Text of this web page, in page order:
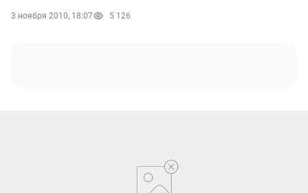
3 ноября 2010, 18:07 5 126